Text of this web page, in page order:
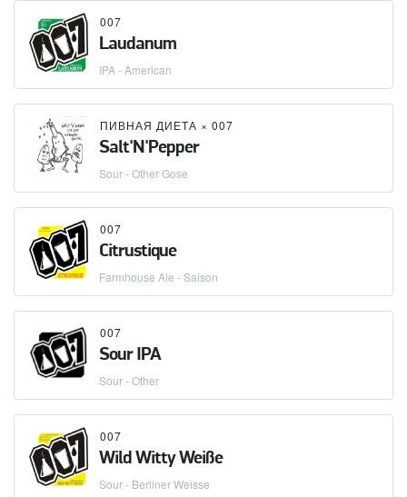
007
Laudanum
IPA - American
ПИВНАЯ ДИЕТА × 007
Salt'N'Pepper
Sour - Other Gose
007
Citrustique
Farmhouse Ale - Saison
007
Sour IPA
Sour - Other
007
Wild Witty Weiße
Sour - Berliner Weisse